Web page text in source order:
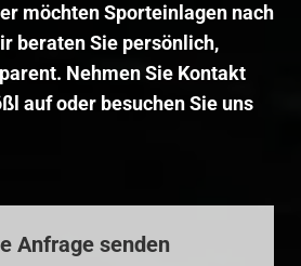
möchten Sporteinlagen nach
beraten Sie persönlich,
Nehmen Sie Kontakt
auf oder besuchen Sie uns
Anfrage senden